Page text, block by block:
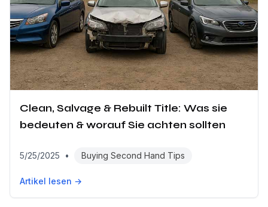
Clean, Salvage & Rebuilt Title: Was sie
bedeuten & worauf Sie achten sollten
5/25/2025 • Buying Second Hand Tips
Artikel lesen →